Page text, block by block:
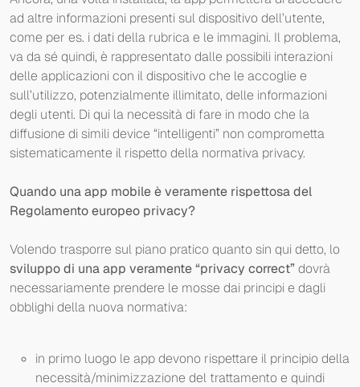
ad altre informazioni presenti sul dispositivo dell’utente,
come per es. i dati della rubrica e le immagini. Il problema,
va da sé quindi, è rappresentato dalle possibili interazioni
delle applicazioni con il dispositivo che le accoglie e
sull’utilizzo, potenzialmente illimitato, delle informazioni
degli utenti. Di qui la necessità di fare in modo che la
diffusione di simili device “intelligenti” non comprometta
sistematicamente il rispetto della normativa privacy.
Quando una app mobile è veramente rispettosa del
Regolamento europeo privacy?
Volendo trasporre sul piano pratico quanto sin qui detto, lo
sviluppo di una app veramente “privacy correct”dovrà
necessariamente prendere le mosse dai principi e dagli
obblighi della nuova normativa:
in primo luogo le app devono rispettare il principio della
necessità/minimizzazione del trattamento e quindi